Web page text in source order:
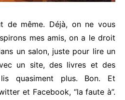
de même. Déjà, on ne vous
mes amis, on a le droit
un salon, juste pour lire un
un site, des livres et des
quasiment plus. Bon. Et
et Facebook, “la faute à”.